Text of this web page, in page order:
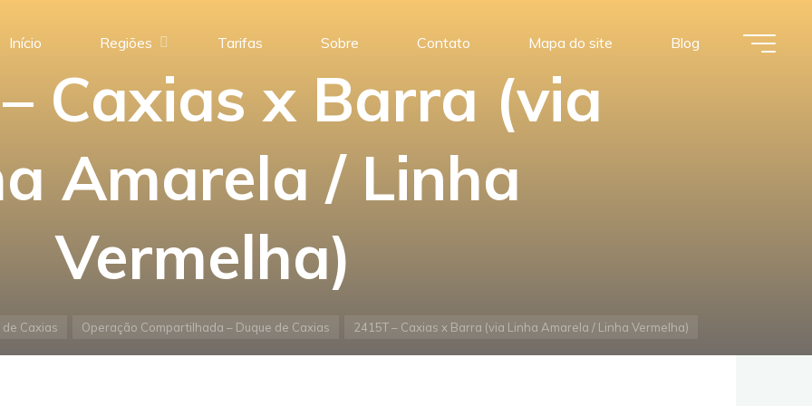
Início Regiões Tarifas Sobre Contato Mapa do site Blog
Caxias x Barra (via
Amarela / Linha
Vermelha)
de Caxias Operação Compartilhada – Duque de Caxias 2415T – Caxias x Barra (via Linha Amarela / Linha Vermelha)